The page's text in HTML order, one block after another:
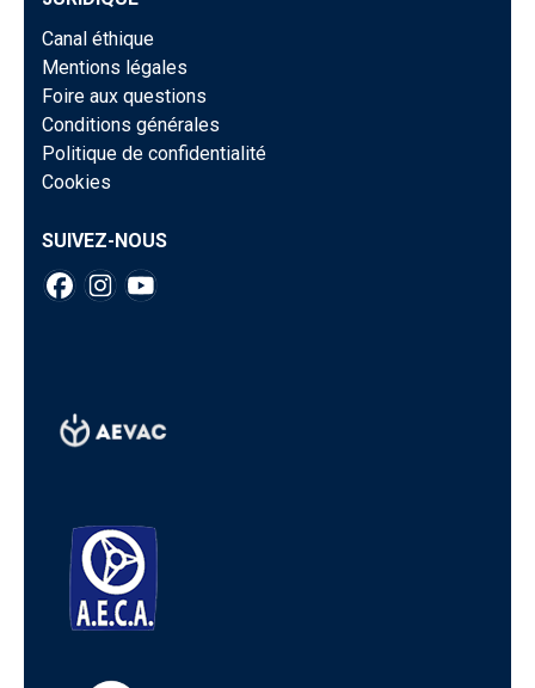
Canal éthique
Mentions légales
Foire aux questions
Conditions générales
Politique de confidentialité
Cookies
SUIVEZ-NOUS